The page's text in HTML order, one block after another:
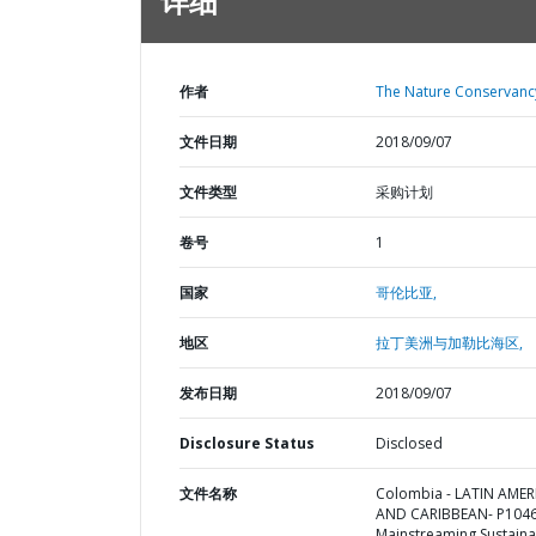
作者 The Nature
文件日期 2018/09/07
文件类型 采购计划
卷号 1
国家 哥伦比亚,
地区 拉丁美洲与加勒比海区,
发布日期 2018/09/07
Disclosure Status Disclosed
文件名称
Colombia - LATIN
AND CARIBBEAN-